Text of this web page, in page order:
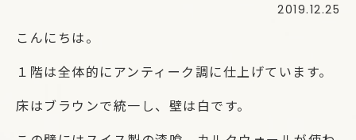
2019.12.25
こんにちは。
１階は全体的にアンティーク調に仕上げています。
床はブラウンで統一し、壁は白です。